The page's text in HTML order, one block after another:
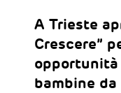
A Trieste
Crescere”
opportunità
bambine